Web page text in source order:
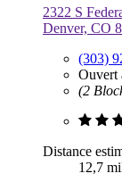
2322 S
Denver, CO
(303)
Ouvert
(2
Distance
12,7